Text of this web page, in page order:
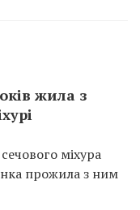
жила з
міхура
прожила з ним